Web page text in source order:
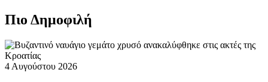
Πιο Δημοφιλή
4 Αυγούστου 2026